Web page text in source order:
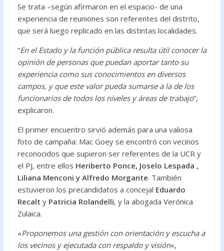
Se trata –según afirmaron en el espacio- de una
experiencia de reuniones son referentes del distrito,
que será luego replicado en las distintas localidades.
“En el Estado y la función pública resulta útil conocer la
opinión de personas que puedan aportar tanto su
experiencia como sus conocimientos en diversos
campos, y que este valor pueda sumarse a la de los
funcionarios de todos los niveles y áreas de trabajo”,
explicaron.
El primer encuentro sirvió además para una valiosa
foto de campaña: Mac Goey se encontró con vecinos
reconocidos que supieron ser referentes de la UCR y
el PJ, entre ellos Heriberto Ponce, Joselo Lespada ,
Liliana Menconi y Alfredo Morgante. También
estuvieron los precandidatos a concejal Eduardo
Recalt y Patricia Rolandelli, y la abogada Verónica
Zulaica.
«Proponemos una gestión con orientación y escucha a
los vecinos y ejecutada con respaldo y visión«,